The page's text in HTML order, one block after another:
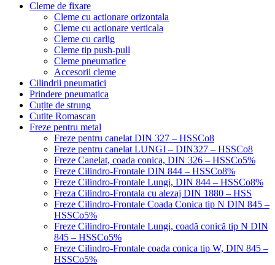
Cleme de fixare
Cleme cu actionare orizontala
Cleme cu actionare verticala
Cleme cu carlig
Cleme tip push-pull
Cleme pneumatice
Accesorii cleme
Cilindrii pneumatici
Prindere pneumatica
Cuțite de strung
Cutite Romascan
Freze pentru metal
Freze pentru canelat DIN 327 – HSSCo8
Freze pentru canelat LUNGI – DIN327 – HSSCo8
Freze Canelat, coada conica, DIN 326 – HSSCo5%
Freze Cilindro-Frontale DIN 844 – HSSCo8%
Freze Cilindro-Frontale Lungi, DIN 844 – HSSCo8%
Freza Cilindro-Frontala cu alezaj DIN 1880 – HSS
Freze Cilindro-Frontale Coada Conica tip N DIN 845 –
HSSCo5%
Freze Cilindro-Frontale Lungi, coadă conică tip N DIN
845 – HSSCo5%
Freze Cilindro-Frontale coada conica tip W, DIN 845 –
HSSCo5%